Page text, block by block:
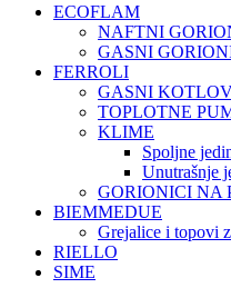
ECOFLAM
NAFTNI
GASNI
FERROLI
GASNI
TOPLOTNE
KLIME
Spoljne
Unutrašnje
GORIONICI NA
BIEMMEDUE
Grejalice i topovi
RIELLO
SIME